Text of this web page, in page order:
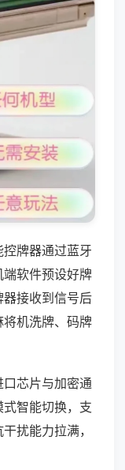
牌器通过蓝牙
软件预设好牌
接收到信号后
机洗牌、码牌
芯片与加密通
智能切换，支
扰能力拉满，